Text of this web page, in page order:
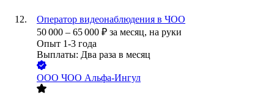
Оператор видеонаблюдения в ЧОО
50 000 – 65 000 ₽ за месяц, на руки
Опыт 1-3 года
Выплаты: Два раза в месяц
ООО ЧОО Альфа-Ингул